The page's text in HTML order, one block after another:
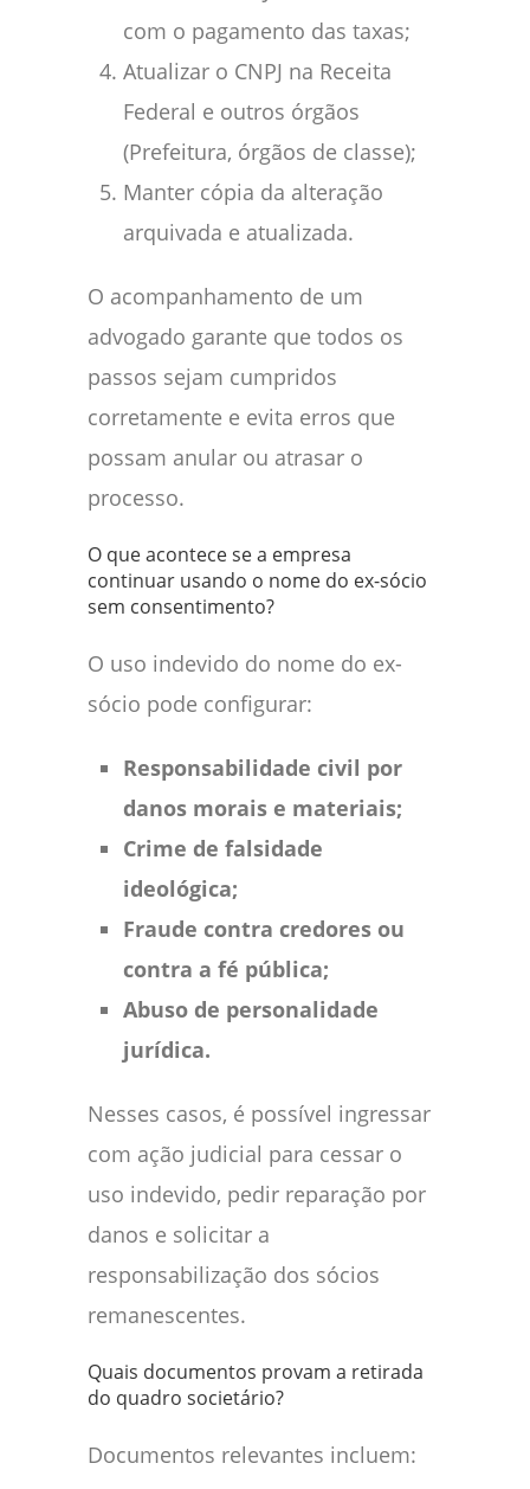
com o pagamento das taxas;
Atualizar o CNPJ na Receita
Federal e outros órgãos
(Prefeitura, órgãos de classe);
Manter cópia da alteração
arquivada e atualizada.
O acompanhamento de um
advogado garante que todos os
passos sejam cumpridos
corretamente e evita erros que
possam anular ou atrasar o
processo.
O que acontece se a empresa
continuar usando o nome do ex-sócio
sem consentimento?
O uso indevido do nome do ex-
sócio pode configurar:
Responsabilidade civil por
danos morais e materiais;
Crime de falsidade
ideológica;
Fraude contra credores ou
contra a fé pública;
Abuso de personalidade
jurídica.
Nesses casos, é possível ingressar
com ação judicial para cessar o
uso indevido, pedir reparação por
danos e solicitar a
responsabilização dos sócios
remanescentes.
Quais documentos provam a retirada
do quadro societário?
Documentos relevantes incluem: